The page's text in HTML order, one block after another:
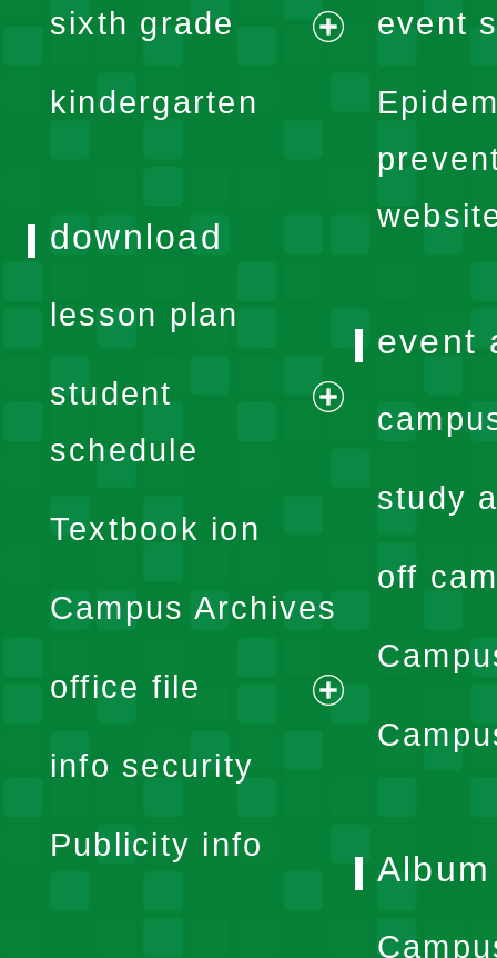
menu
sixth grade
kindergarten
event
download
lesson plan
student
schedule
expand
menu
Textbook ion
Campus Archives
office file
expand
info security
Publicity info
event
study
off
Album